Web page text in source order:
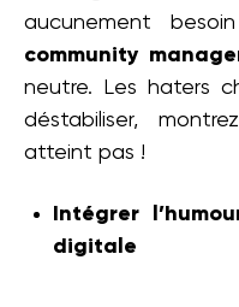
aucunement
community
neutre. Les haters
déstabiliser,
atteint pas !
Intégrer
digitale